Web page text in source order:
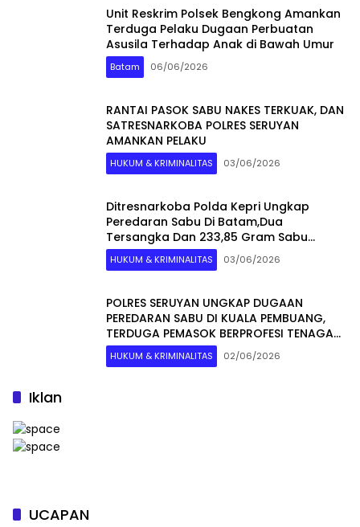
Unit Reskrim Polsek Bengkong Amankan
Terduga Pelaku Dugaan Perbuatan
Asusila Terhadap Anak di Bawah Umur
Batam 06/06/2026
RANTAI PASOK SABU NAKES TERKUAK, DAN
SATRESNARKOBA POLRES SERUYAN
AMANKAN PELAKU
HUKUM & KRIMINALITAS 03/06/2026
Ditresnarkoba Polda Kepri Ungkap
Peredaran Sabu Di Batam,Dua
Tersangka Dan 233,85 Gram Sabu
Diamankan
HUKUM & KRIMINALITAS 03/06/2026
POLRES SERUYAN UNGKAP DUGAAN
PEREDARAN SABU DI KUALA PEMBUANG,
TERDUGA PEMASOK BERPROFESI TENAGA
KESEHATAN
HUKUM & KRIMINALITAS 02/06/2026
Iklan
UCAPAN